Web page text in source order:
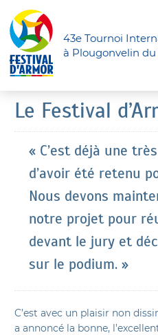
43e Tournoi
à Plougonvelin du
Le Festival
« C’est déjà une
d’avoir été retenu
Nous devons
notre projet pour
devant le jury et
sur le podium. »
C’est avec un plaisir non
a annoncé la bonne,